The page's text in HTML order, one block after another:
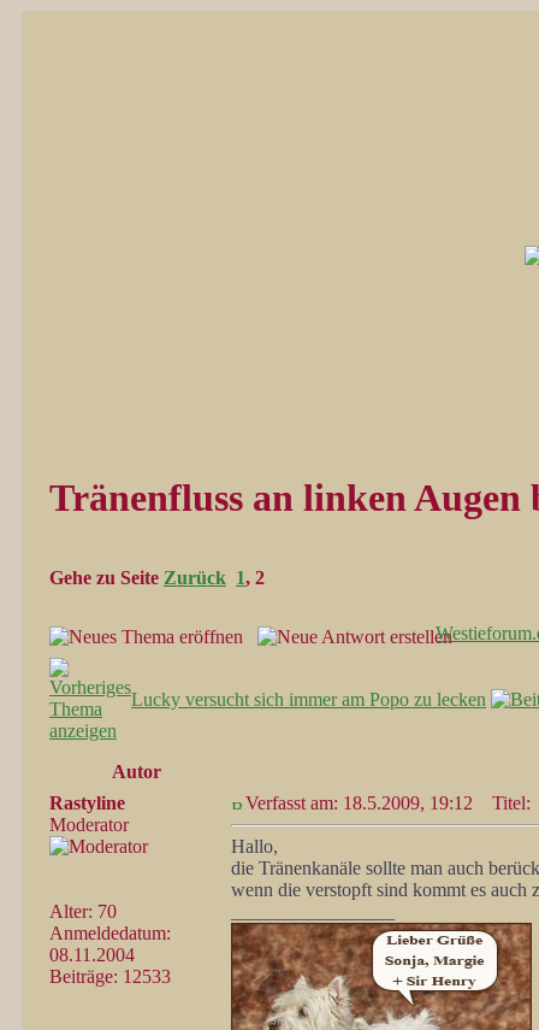
Tränenfluss an linken Augen
Gehe zu Seite Zurück 1, 2
Lucky versucht sich immer am Popo zu lecken
Autor
Rastyline
Moderator
Alter: 70
Anmeldedatum:
08.11.2004
Beiträge: 12533
Verfasst am: 18.5.2009, 19:12 Titel:
Hallo,
die Tränenkanäle sollte man auch
wenn die verstopft sind kommt es auch